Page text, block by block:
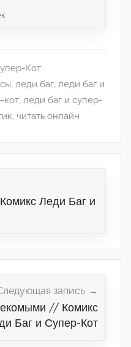
Кот
, леди баг, леди баг и
кот, леди баг и супер-
, читать онлайн
Леди Баг и
запись
// Комикс
Баг и Супер-Кот